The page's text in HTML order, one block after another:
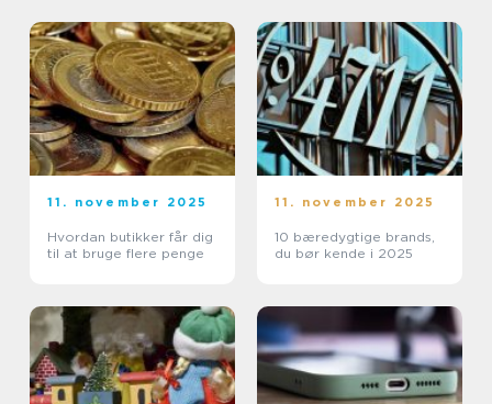
11. november 2025
Hvordan butikker får dig
til at bruge flere penge
11. november 2025
10 bæredygtige brands,
du bør kende i 2025